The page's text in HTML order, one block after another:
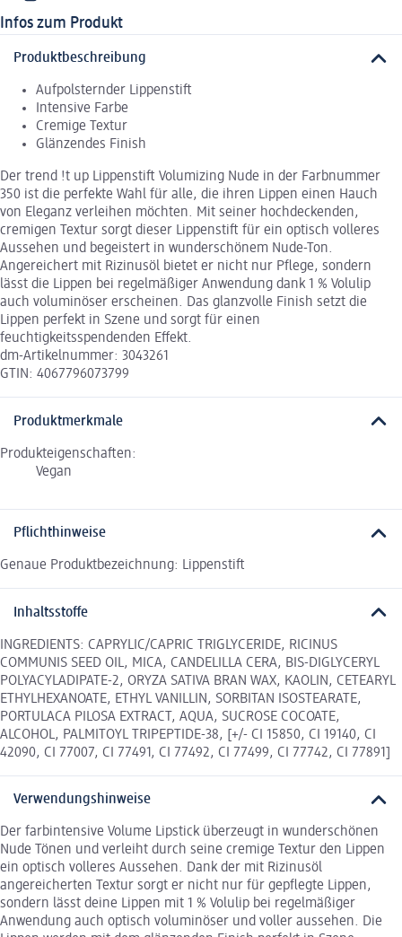
Infos zum Produkt
Produktbeschreibung
Aufpolsternder Lippenstift
Intensive Farbe
Cremige Textur
Glänzendes Finish
Der trend !t up Lippenstift Volumizing Nude in der Farbnummer
350 ist die perfekte Wahl für alle, die ihren Lippen einen Hauch
von Eleganz verleihen möchten. Mit seiner hochdeckenden,
cremigen Textur sorgt dieser Lippenstift für ein optisch volleres
Aussehen und begeistert in wunderschönem Nude-Ton.
Angereichert mit Rizinusöl bietet er nicht nur Pflege, sondern
lässt die Lippen bei regelmäßiger Anwendung dank 1 % Volulip
auch voluminöser erscheinen. Das glanzvolle Finish setzt die
Lippen perfekt in Szene und sorgt für einen
feuchtigkeitsspendenden Effekt.
dm-Artikelnummer: 3043261
GTIN: 4067796073799
Produktmerkmale
Produkteigenschaften:
Vegan
Pflichthinweise
Genaue Produktbezeichnung: Lippenstift
Inhaltsstoffe
INGREDIENTS: CAPRYLIC/CAPRIC TRIGLYCERIDE, RICINUS
COMMUNIS SEED OIL, MICA, CANDELILLA CERA, BIS-DIGLYCERYL
POLYACYLADIPATE-2, ORYZA SATIVA BRAN WAX, KAOLIN, CETEARYL
ETHYLHEXANOATE, ETHYL VANILLIN, SORBITAN ISOSTEARATE,
PORTULACA PILOSA EXTRACT, AQUA, SUCROSE COCOATE,
ALCOHOL, PALMITOYL TRIPEPTIDE-38, [+/- CI 15850, CI 19140, CI
42090, CI 77007, CI 77491, CI 77492, CI 77499, CI 77742, CI 77891]
Verwendungshinweise
Der farbintensive Volume Lipstick überzeugt in wunderschönen
Nude Tönen und verleiht durch seine cremige Textur den Lippen
ein optisch volleres Aussehen. Dank der mit Rizinusöl
angereicherten Textur sorgt er nicht nur für gepflegte Lippen,
sondern lässt deine Lippen mit 1 % Volulip bei regelmäßiger
Anwendung auch optisch voluminöser und voller aussehen. Die